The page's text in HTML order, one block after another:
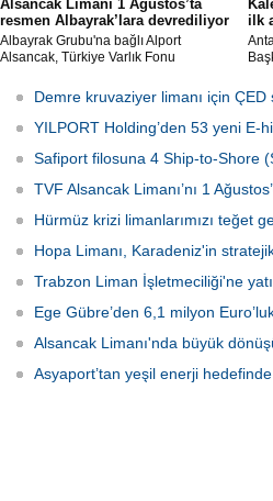
Alsancak Limanı 1 Ağustos’ta
resmen Albayrak’lara devrediliyor
Albayrak Grubu'na bağlı Alport
Alsancak, Türkiye Varlık Fonu
yük limanı işletmesini 1 Ağustos 2026
itibarıyla devralacağını liman
kullanıcılarına gönderdiği resmi yazıyla
ilk
Demre kruvaziyer limanı için ÇED
YILPORT Holding’den 53 yeni E-
Safiport filosuna 4 Ship-to-Shore
TVF Alsancak Limanı’nı 1
Hürmüz krizi limanlarımızı teğet
Hopa Limanı, Karadeniz'in
Trabzon Liman İşletmeciliği'ne
Ege Gübre’den 6,1 milyon
Alsancak Limanı'nda büyük
Asyaport’tan yeşil enerji hedefinde